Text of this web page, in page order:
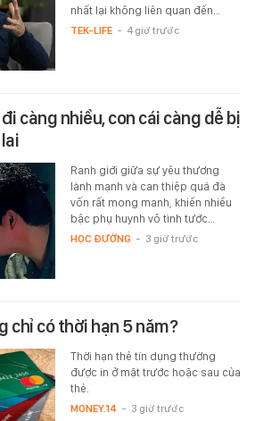
nhất lại không liên quan đến…
TEK-LIFE - 4 giờ trước
càng nhiều, con cái càng dễ bị
Ranh giới giữa sự yêu thương
lành mạnh và can thiệp quá đà
vốn rất mong manh, khiến nhiều
bậc phụ huynh vô tình tước…
HỌC ĐƯỜNG - 3 giờ trước
chỉ có thời hạn 5 năm?
Thời hạn thẻ tín dụng thường
được in ở mặt trước hoặc sau của
thẻ.
MONEY.14 - 3 giờ trước